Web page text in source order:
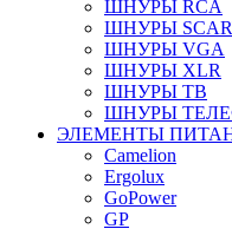
ШНУРЫ RCA
ШНУРЫ
ШНУРЫ VGA
ШНУРЫ XLR
ШНУРЫ ТВ
ШНУРЫ
ЭЛЕМЕНТЫ
Camelion
Ergolux
GoPower
GP